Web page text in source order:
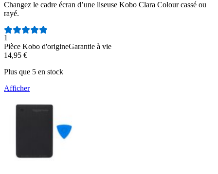
Changez le cadre écran d’une liseuse Kobo Clara Colour cassé ou
rayé.
Nombre d'avis :
1
Pièce Kobo d'origineGarantie à vie
14,95 €
Plus que 5 en stock
Afficher